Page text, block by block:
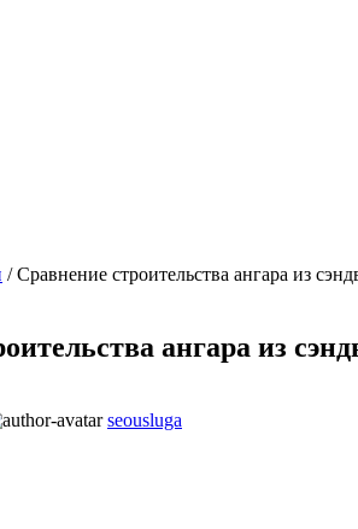
/Сравнение строительства ангара из
ангара из
seousluga